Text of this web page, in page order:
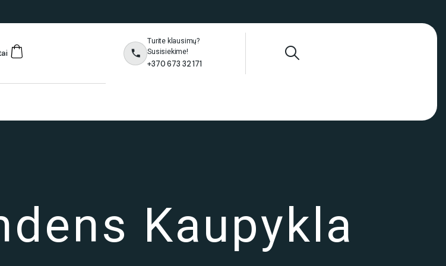
+370 673 32 171
Turite klausimų?
Susisiekime!
Kaupykla